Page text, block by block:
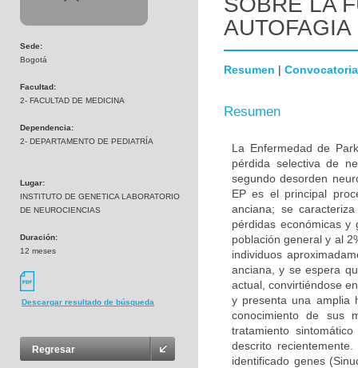
Sede:
Bogotá
Facultad:
2- FACULTAD DE MEDICINA
Dependencia:
2- DEPARTAMENTO DE PEDIATRÍA
Lugar:
INSTITUTO DE GENETICA LABORATORIO
DE NEUROCIENCIAS
Duración:
12 meses
Descargar resultado de búsqueda
Regresar
Resumen | Convocatoria
Resumen
La Enfermedad de
pérdida selectiva de
segundo desorden
EP es el principal
anciana; se
pérdidas económicas y
población general y al
individuos
anciana, y se espera
actual, convirtiéndose
y presenta una amplia
conocimiento de sus
tratamiento
descrito
identificado genes